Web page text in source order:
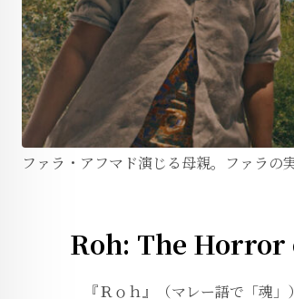
ファラ・アフマド演じる母親。ファラの
Roh: The
『Ｒｏｈ』（マレー語で「魂」